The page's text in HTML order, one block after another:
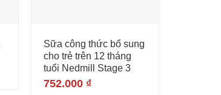
Sữa công thức bổ sung
cho trẻ trên 12 tháng
tuổi Nedmill Stage 3
752.000 ₫